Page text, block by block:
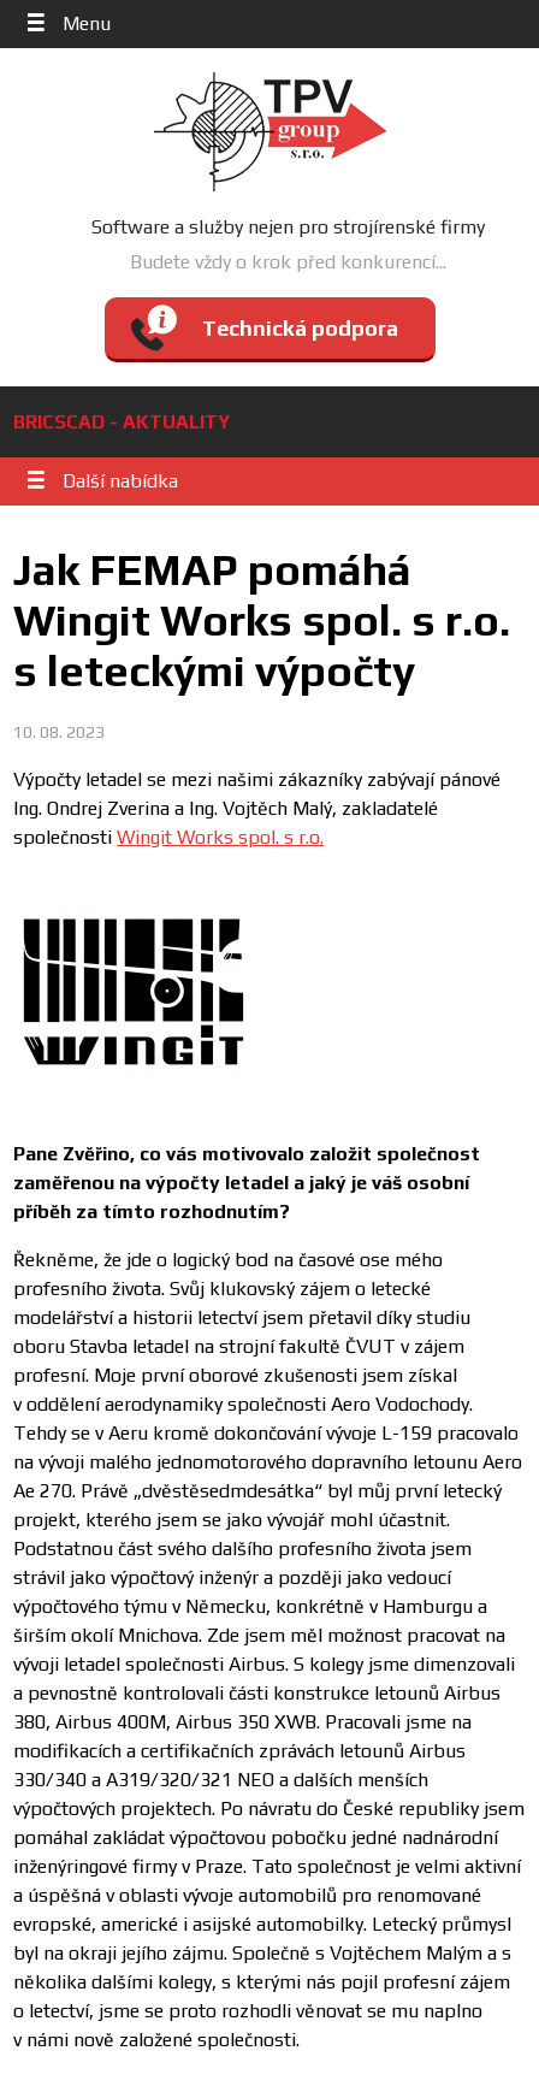
Menu
Software a služby nejen pro strojírenské firmy
Budete vždy o krok před konkurencí...
Technická podpora
BRICSCAD - AKTUALITY
Další nabídka
Jak FEMAP pomáhá
Wingit Works spol. s r.o.
s leteckými výpočty
10. 08. 2023
Výpočty letadel se mezi našimi zákazníky zabývají pánové
Ing. Ondrej Zverina a Ing. Vojtěch Malý, zakladatelé
společnostiWingit Works spol. s r.o.
Pane Zvěřino, co vás motivovalo založit společnost
zaměřenou na výpočty letadel a jaký je váš osobní
příběh za tímto rozhodnutím?
Řekněme, že jde o logický bod na časové ose mého
profesního života. Svůj klukovský zájem o letecké
modelářství a historii letectví jsem přetavil díky studiu
oboru Stavba letadel na strojní fakultě ČVUT v zájem
profesní. Moje první oborové zkušenosti jsem získal
v oddělení aerodynamiky společnosti Aero Vodochody.
Tehdy se v Aeru kromě dokončování vývoje L-159 pracovalo
na vývoji malého jednomotorového dopravního letounu Aero
Ae 270. Právě „dvěstěsedmdesátka“ byl můj první letecký
projekt, kterého jsem se jako vývojář mohl účastnit.
Podstatnou část svého dalšího profesního života jsem
strávil jako výpočtový inženýr a později jako vedoucí
výpočtového týmu v Německu, konkrétně v Hamburgu a
širším okolí Mnichova. Zde jsem měl možnost pracovat na
vývoji letadel společnosti Airbus. S kolegy jsme dimenzovali
a pevnostně kontrolovali části konstrukce letounů Airbus
380, Airbus 400M, Airbus 350 XWB. Pracovali jsme na
modifikacích a certifikačních zprávách letounů Airbus
330/340 a A319/320/321 NEO a dalších menších
výpočtových projektech. Po návratu do České republiky jsem
pomáhal zakládat výpočtovou pobočku jedné nadnárodní
inženýringové firmy v Praze. Tato společnost je velmi aktivní
a úspěšná v oblasti vývoje automobilů pro renomované
evropské, americké i asijské automobilky. Letecký průmysl
byl na okraji jejího zájmu. Společně s Vojtěchem Malým a s
několika dalšími kolegy, s kterými nás pojil profesní zájem
o letectví, jsme se proto rozhodli věnovat se mu naplno
v námi nově založené společnosti.